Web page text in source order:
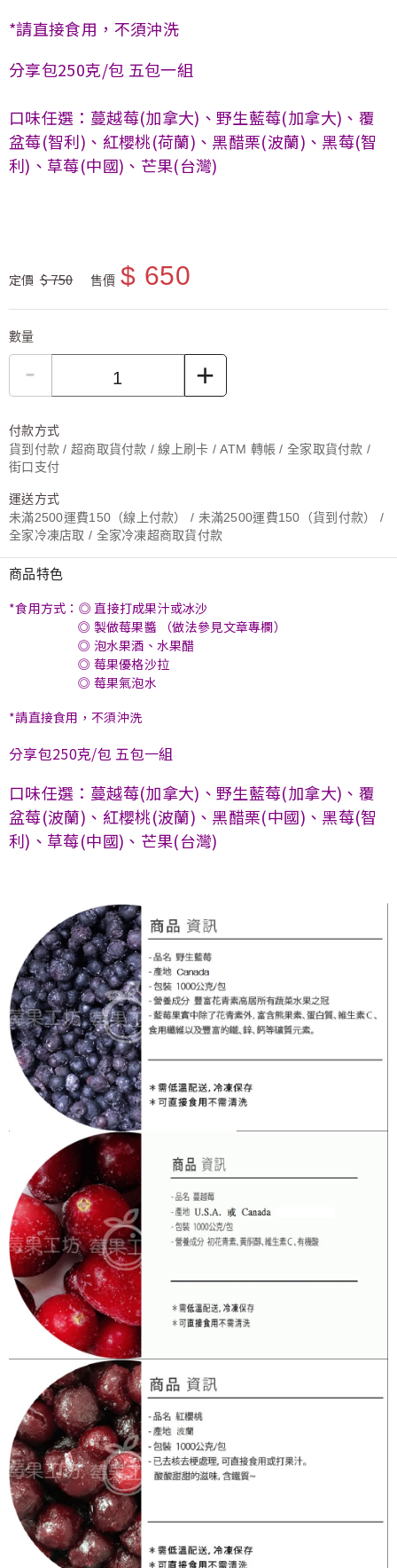
*請直接食用，不須沖洗
分享包250克/包 五包一組
口味任選：蔓越莓(加拿大)、野生藍莓(加拿大)、覆
盆莓(智利)、紅櫻桃(荷蘭)、黑醋栗(波蘭)、黑莓(智
利)、草莓(中國)、芒果(台灣)
定價 $ 750 售價 $ 650
數量
- +
付款方式
貨到付款 / 超商取貨付款 / 線上刷卡 / ATM 轉帳 / 全家取貨付款 /
街口支付
運送方式
未滿2500運費150（線上付款） / 未滿2500運費150（貨到付款） /
全家冷凍店取 / 全家冷凍超商取貨付款
商品特色
*食用方式：◎ 直接打成果汁或冰沙
◎ 製做莓果醬 （做法參見文章專欄）
◎ 泡水果酒、水果醋
◎ 莓果優格沙拉
◎ 莓果氣泡水
*請直接食用，不須沖洗
分享包250克/包 五包一組
口味任選：蔓越莓(加拿大)、野生藍莓(加拿大)、覆
盆莓(波蘭)、紅櫻桃(波蘭) 、黑醋栗(中國)、黑莓(智
利)、草莓(中國)、芒果(台灣)